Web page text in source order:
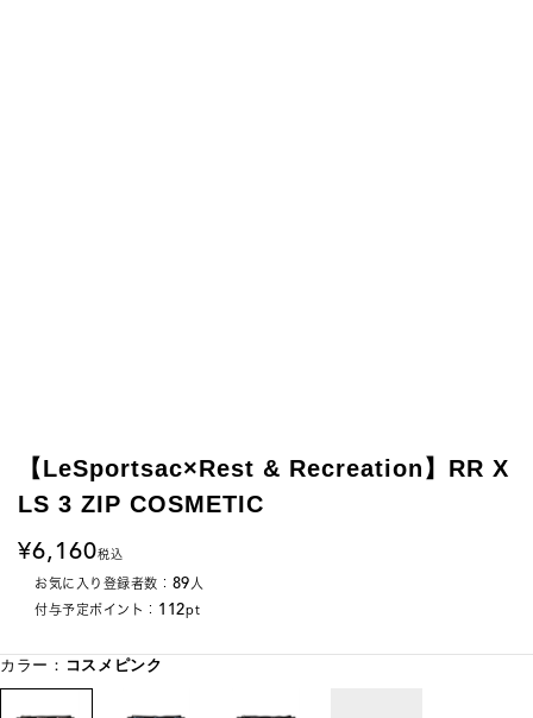
【LeSportsac×Rest & Recreation】RR X
LS 3 ZIP COSMETIC
6,160税込
お気に入り登録者数： 89人
付与予定ポイント： 112pt
カラー： コスメピンク